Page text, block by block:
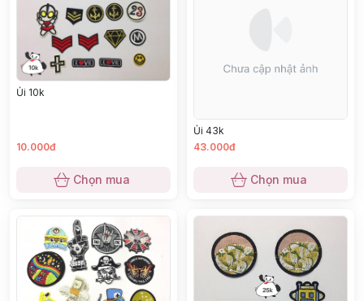
Ủi 10k
10.000đ
Chọn mua
Ủi 43k
43.000đ
Chọn mua